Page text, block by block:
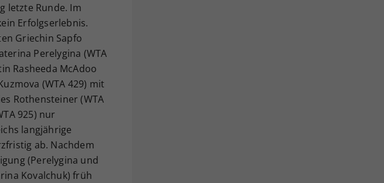
letzte Runde. Im
Erfolgserlebnis.
Griechin Sapfo
Perelygina (WTA
Rasheeda McAdoo
(WTA 429) mit
Rothensteiner (WTA
925) nur
langjährige
ab. Nachdem
(Perelygina und
Kovalchuk) früh